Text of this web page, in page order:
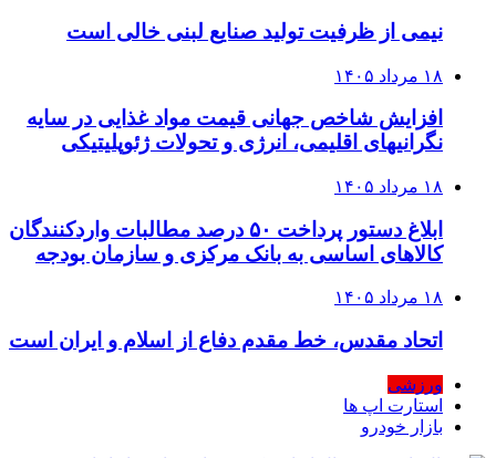
نیمی از ظرفیت تولید صنایع لبنی خالی است
۱۸ مرداد ۱۴۰۵
افزایش شاخص جهانی قیمت مواد غذایی در سایه
نگرانیهای اقلیمی، انرژی و تحولات ژئوپلیتیکی
۱۸ مرداد ۱۴۰۵
ابلاغ دستور پرداخت ۵۰ درصد مطالبات واردکنندگان
کالاهای اساسی به بانک مرکزی و سازمان بودجه
۱۸ مرداد ۱۴۰۵
اتحاد مقدس، خط مقدم دفاع از اسلام و ایران است
ورزشی
استارت اپ ها
بازار خودرو